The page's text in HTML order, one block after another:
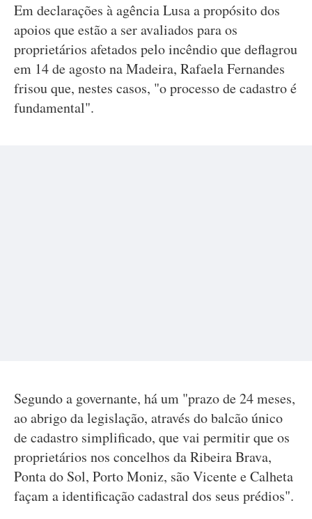
Em declarações à agência Lusa a propósito dos
apoios que estão a ser avaliados para os
proprietários afetados pelo incêndio que deflagrou
em 14 de agosto na Madeira, Rafaela Fernandes
frisou que, nestes casos, "o processo de cadastro é
fundamental".
Segundo a governante, há um "prazo de 24 meses,
ao abrigo da legislação, através do balcão único
de cadastro simplificado, que vai permitir que os
proprietários nos concelhos da Ribeira Brava,
Ponta do Sol, Porto Moniz, são Vicente e Calheta
façam a identificação cadastral dos seus prédios".